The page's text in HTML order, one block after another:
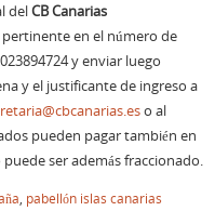
delCB Canarias
pertinente en el número de
y enviar luego
y el justificante de ingreso a
o al
pueden pagar también en
ser además fraccionado.
, pabellón islas canarias